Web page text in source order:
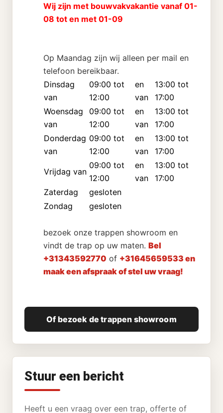
Wij zijn met bouwvakvakantie vanaf 01-
08 tot en met 01-09
Op Maandag zijn wij alleen per mail en
telefoon bereikbaar.
Dinsdag
van
09:00 tot
12:00
en
van
13:00 tot
17:00
Woensdag
van
09:00 tot
12:00
en
van
13:00 tot
17:00
Donderdag
van
09:00 tot
12:00
en
van
13:00 tot
17:00
Vrijdag van
09:00 tot
12:00
en
van
13:00 tot
17:00
Zaterdag
gesloten
Zondag
gesloten
bezoek onze trappen showroom en
vindt de trap op uw maten. Bel
+31343592770 of +31645659533 en
maak een afspraak of stel uw vraag!
Of bezoek de trappen showroom
Stuur een bericht
Heeft u een vraag over een trap, offerte of